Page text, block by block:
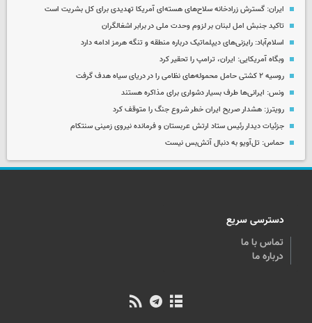
ایران: گسترش زرادخانه سلاح‌های هسته‌ای آمریکا تهدیدی برای کل بشریت است
تاکید جنبش امل لبنان بر لزوم وحدت ملی در برابر اشغالگران
اسلام‌آباد: رایزنی‌های دیپلماتیک درباره منطقه و تنگه هرمز ادامه دارد
وبگاه آمریکایی: ایران، ترامپ را تحقیر کرد
روسیه ۲ کشتی حامل محموله‌های نظامی را در دریای سیاه هدف گرفت
ونس: ایرانی‌ها طرف بسیار دشواری برای مذاکره هستند
رویترز: هشدار صریح ایران خطر شروع جنگ را متوقف کرد
جزئیات دیدار رئیس ستاد ارتش عربستان و فرمانده نیروی زمینی سنتکام
حماس: تل‌آویو به دنبال آتش‌بس نیست
دسترسی سریع
تماس با ما
درباره ما